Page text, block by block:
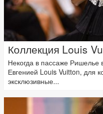
Коллекция Louis
Некогда в пассаже Ришелье
Евгенией Louis Vuitton, для
эксклюзивные...